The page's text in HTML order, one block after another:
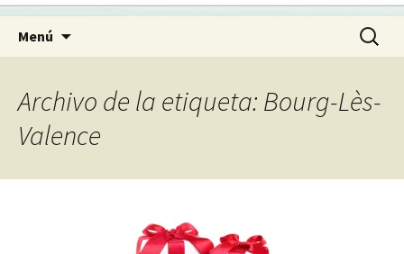
Menú Buscar:
Archivo de la etiqueta: Bourg-Lès-
Valence